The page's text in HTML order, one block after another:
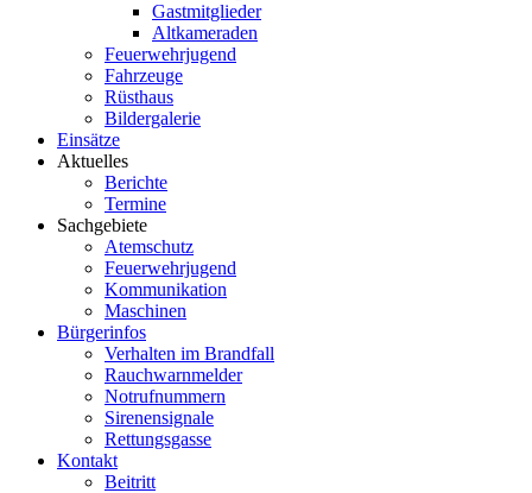
Gastmitglieder
Altkameraden
Feuerwehrjugend
Fahrzeuge
Rüsthaus
Bildergalerie
Einsätze
Aktuelles
Berichte
Termine
Sachgebiete
Atemschutz
Feuerwehrjugend
Kommunikation
Maschinen
Bürgerinfos
Verhalten im Brandfall
Rauchwarnmelder
Notrufnummern
Sirenensignale
Rettungsgasse
Kontakt
Beitritt